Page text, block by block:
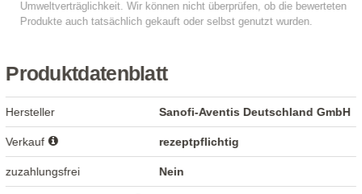
Produktdatenblatt
Hersteller Sanofi-Aventis Deutschland GmbH
Verkauf rezeptpflichtig
zuzahlungsfrei Nein